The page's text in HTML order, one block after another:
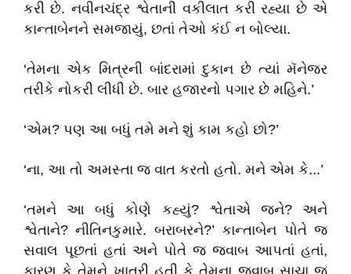
કરી છે. નવીનચંદ્ર શ્વેતાની વકીલાત કરી રહ્યા છે એ
કાન્તાબેનને સમજાયું, છતાં તેઓ કંઈ ન બોલ્યા.
‘તેમના એક મિત્રની બાંદરામાં દુકાન છે ત્યાં મૅનેજર
તરીકે નોકરી લીધી છે. બાર હજારનો પગાર છે મહિને.’
‘એમ? પણ આ બધું તમે મને શું કામ કહો છો?’
‘ના, આ તો અમસ્તા જ વાત કરતો હતો. મને એમ કે...’
‘તમને આ બધું કોણે કહ્યું? શ્વેતાએ જને? અને
શ્વેતાને? નીતિનકુમારે. બરાબરને?’ કાન્તાબેન પોતે જ
સવાલ પૂછતાં હતાં અને પોતે જ જવાબ આપતાં હતાં,
કારણ કે તેમને ખાતરી હતી કે તેમના જવાબ સાચા જ